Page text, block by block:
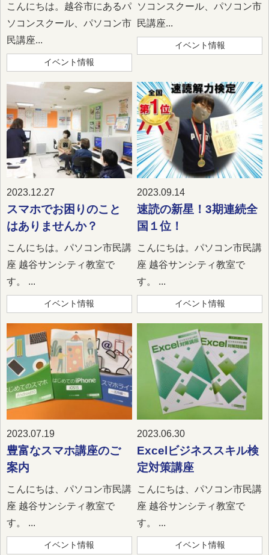
こんにちは。越谷市にあるパ
ソコンスクール、パソコン市
民講座...
イベント情報
ソコンスクール、パソコン市
民講座...
イベント情報
2023.12.27
スマホでお困りのこと
はありませんか？
こんにちは。パソコン市民講
座 越谷サンシティ教室で
す。 ...
イベント情報
2023.09.14
速読の新星！3期連続全
国１位！
こんにちは。パソコン市民講
座 越谷サンシティ教室で
す。 ...
イベント情報
2023.07.19
豊富なスマホ講座のご
案内
こんにちは、パソコン市民講
座 越谷サンシティ教室で
す。 ...
イベント情報
2023.06.30
Excelビジネススキル検
定対策講座
こんにちは、パソコン市民講
座 越谷サンシティ教室で
す。 ...
イベント情報